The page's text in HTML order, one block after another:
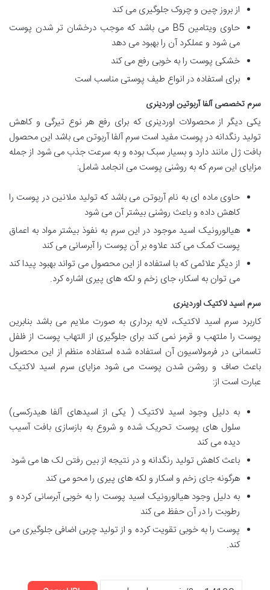
از بروز چین و چروک جلوگیری می کند
حاوی ویتامین B5 می باشد که موجب درخشان تر شدن پوست
می شود و عملکرد آن را بهبود می دهد
خشکی پوست را به خوبی رفع می کند
برای استفاده در انواع طیف پوستی مناسب است
سرم تخصصی آلفا آربوتین اوردینری
یکی دیگر از محصولات اوردینری که برای رفع هر نوع تیرگی و کاهش
تولید رنگدانه در پوست مفید است سرم آلفا آربوتن می باشد این محصول
بافت ژل مانند دارد و بسیار سبک بوده و به سرعت جذب می شود از جمله
مزایای این سرم که به روشنی پوست می انجامد شامل:
حاوی ماده ای به نام آربوتن می باشد که تولید ملانین در پوست را
کاهش داده و باعث روشنی بیشتر آن می شود
هیالورونیک اسید موجود در این سرم به نفوذ بیشتر مواد به اعماق
پوست کمک می کند علاوه بر آن پوست را آبرسانی می کند
از دیگر علائمی که با استفاده از این محصول می تواند بهبود پیدا کند
می توان به اسکار، جای زخم و لکه های پیری اشاره کرد.
سرم اسید لاکتیک اوردینری
کاربرد سرم اسید لاکتیک، لایه برداری به صورت ملایم می باشد بنابرین
پوست را ملتهب و قرمز نمی کند برای جلوگیری از التهاب پوست از فلفل
تاسمانی در فرمولاسیون آن استفاده شده استفاده منظم از این محصول
باعث صاف و روشن شدن پوست می شود مزایای سرم اسید لاکتیک
عبارت است از:
به دلیل وجود اسید لاکتیک ( یکی از اسیدهای آلفا هیدرکسی)
سلول های پوست تحریک شده و شروع به بازسازی بافت آسیب
دیده می کند
باعث کاهش تولید رنگدانه و در نتیجه از بین رفتن لک ها می شود
هرگونه جای زخم و اسکار و لکه های پیری را محو می کند
به دلیل وجود هیالورونیک اسید پوست را به خوبی آبرسانی کرده و
رطوبت را در آن حفظ می کند
پوست را به خوبی تقویت کرده و از تولید چربی اضافی جلوگیری می
کند.